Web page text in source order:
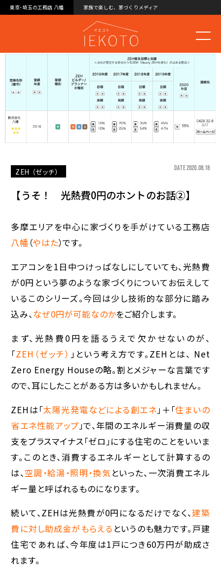
東京･埼玉の工務店 八幡 家族で楽しむ、家づくりメディア
ZEH（ゼッチ） DATE 2020.08.18
【うそ！ 光熱費0円のホントのお話②】
多摩エリアを中心に家づくりを手がけている工務店
八幡（やはた）です。
エアコンを1日中つけっぱなしにしていても、光熱費
が0円という夢のような家づくりについてお伝えして
いるこのシリーズ。今回は少し技術的な部分に踏み
込み、 なぜ0円が可能なのかをご紹介します。
まず、光熱費0円を語るうえで欠かせないのが、
「ZEH（ゼッチ） 」という考え方です。ZEHとは、 Net
Zero Energy Houseの略。割とメジャーな言葉です
ので、耳にしたことがある方は多いかもしれません。
ZEHは「太陽光発電などによる創エネ」＋「住まいの
省エネ性能アップ」で、年間のエネルギー消費量の収
支をプラスマイナス「ゼロ」にする住宅のことをいいま
す。このとき、消費するエネルギーとして計算するの
は、空調・給湯・照明・換気といった、一次消費エネル
ギー量と呼ばれるものになります。
続いて、ZEHは光熱費が0円になるだけでなく、建築
費に対し助成金がもらえる というのも魅力です。戸建
住宅であれば、今年度は1戸につき60万円が助成さ
れます。